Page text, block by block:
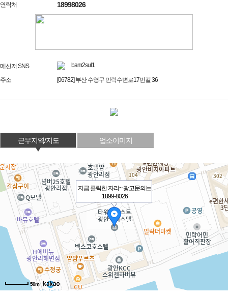
연락처
18998026
메신저 SNS bam2sul1
주소 [06782] 부산 수영구 민락수변로17번길 36
근무지역/지도 업소이미지
지금 클릭한 자리~ 광고문의는
1899-8026
50m